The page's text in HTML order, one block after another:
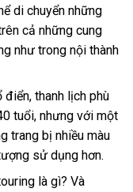
di chuyển những
cả những cung
như trong nội thành
thanh lịch phù
tuổi, nhưng với một
trang bị nhiều màu
sử dụng hơn.
là gì? Và